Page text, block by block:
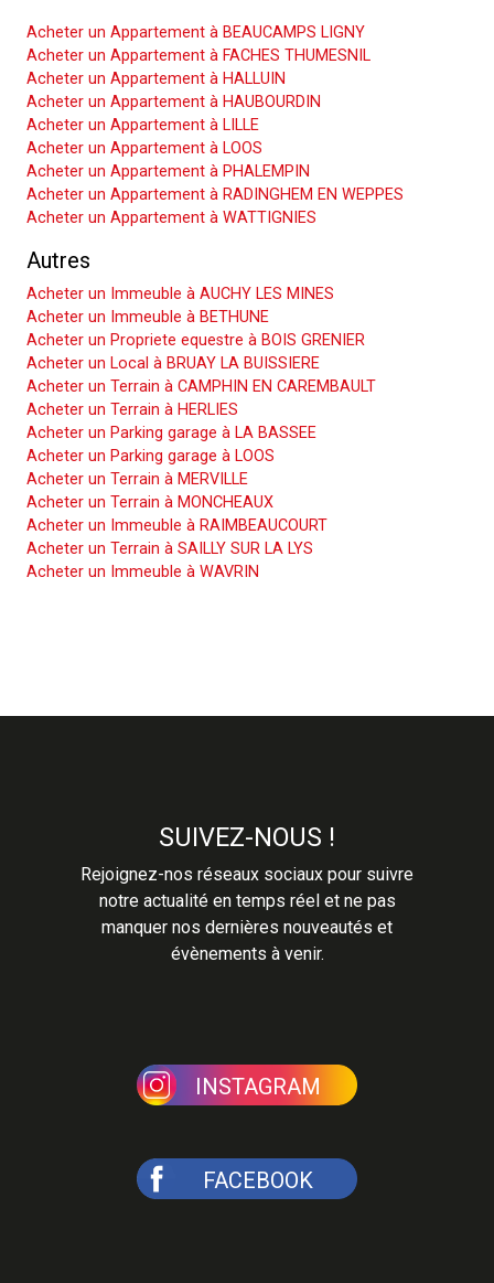
Acheter un Appartement à BEAUCAMPS LIGNY
Acheter un Appartement à FACHES THUMESNIL
Acheter un Appartement à HALLUIN
Acheter un Appartement à HAUBOURDIN
Acheter un Appartement à LILLE
Acheter un Appartement à LOOS
Acheter un Appartement à PHALEMPIN
Acheter un Appartement à RADINGHEM EN WEPPES
Acheter un Appartement à WATTIGNIES
Autres
Acheter un Immeuble à AUCHY LES MINES
Acheter un Immeuble à BETHUNE
Acheter un Propriete equestre à BOIS GRENIER
Acheter un Local à BRUAY LA BUISSIERE
Acheter un Terrain à CAMPHIN EN CAREMBAULT
Acheter un Terrain à HERLIES
Acheter un Parking garage à LA BASSEE
Acheter un Parking garage à LOOS
Acheter un Terrain à MERVILLE
Acheter un Terrain à MONCHEAUX
Acheter un Immeuble à RAIMBEAUCOURT
Acheter un Terrain à SAILLY SUR LA LYS
Acheter un Immeuble à WAVRIN
SUIVEZ-NOUS !
Rejoignez-nos réseaux sociaux pour suivre
notre actualité en temps réel et ne pas
manquer nos dernières nouveautés et
évènements à venir.
INSTAGRAM
FACEBOOK